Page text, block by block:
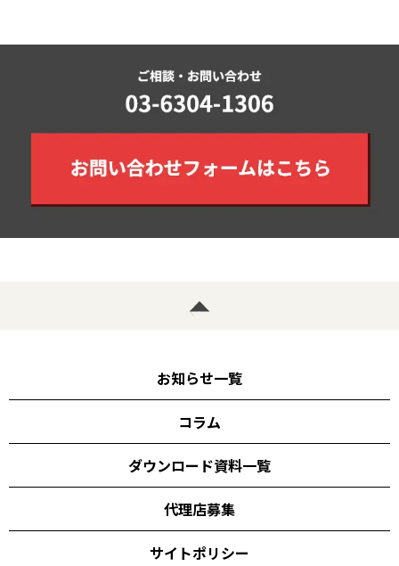
お知らせ一覧
コラム
ダウンロード資料一覧
代理店募集
サイトポリシー